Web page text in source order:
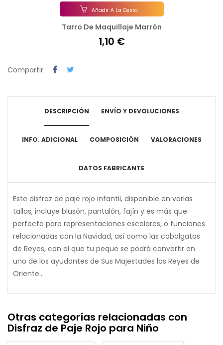
Añadir A La Cesta
Tarro De Maquillaje Marrón
1,10 €
Compartir
DESCRIPCIÓN ENVÍO Y DEVOLUCIONES
INFO. ADICIONAL COMPOSICIÓN VALORACIONES
DATOS FABRICANTE
Este disfraz de paje rojo infantil, disponible en varias
tallas, incluye blusón, pantalón, fajín y es más que
perfecto para representaciones escolares, o funciones
relacionadas con la Navidad, así como las cabalgatas
de Reyes, con el que tu peque se podrá convertir en
uno de los ayudantes de Sus Majestades los Reyes de
Oriente...
Otras categorías relacionadas con
Disfraz de Paje Rojo para Niño